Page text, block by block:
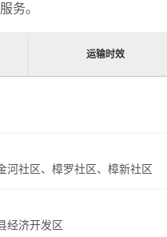
务。
运输时效
河社区、樟罗社区、樟新社区
经济开发区